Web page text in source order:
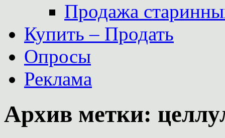
Продажа
Купить – Продать
Опросы
Реклама
Архив метки: